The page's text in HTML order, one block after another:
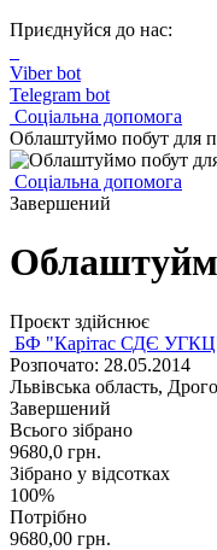
Приєднуйся до нас:
Viber bot
Telegram bot
Соціальна допомога
Облаштуймо побут для
Соціальна допомога
Завершений
Проєкт здійснює
БФ "Карітас СДЄ
Розпочато: 28.05.2014
Львівська область,
Завершений
Всього зібрано
9680,0 грн.
Зібрано у відсотках
100%
Потрібно
9680,00 грн.